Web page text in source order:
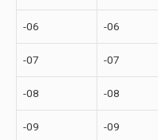
-06 -06
-07 -07
-08 -08
-09 -09